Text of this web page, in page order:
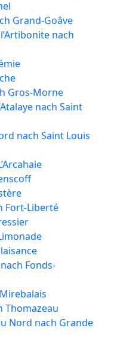
Grand-Goâve
nach
Gros-Morne
nach Saint
nach Saint Louis
Fort-Liberté
Fonds-
Thomazeau
Nord nach Grande